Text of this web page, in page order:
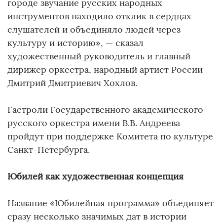
городе звучание русских народных
инструментов находило отклик в сердцах
слушателей и объединяло людей через
культуру и историю», — сказал
художественный руководитель и главный
дирижер оркестра, народный артист России
Дмитрий Дмитриевич Хохлов.
Гастроли Государственного академического
русского оркестра имени В.В. Андреева
пройдут при поддержке Комитета по культуре
Санкт-Петербурга.
Юбилей как художественная концепция
Название «Юбилейная программа» объединяет
сразу несколько значимых дат в истории